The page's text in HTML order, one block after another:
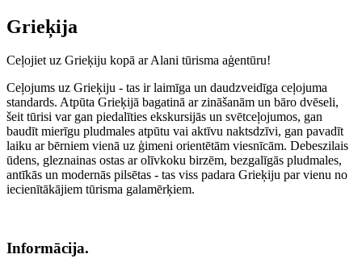
Grieķija
Ceļojiet uz Grieķiju kopā ar Alani tūrisma aģentūru!
Ceļojums uz Grieķiju - tas ir laimīga un daudzveidīga ceļojuma
standards. Atpūta Grieķijā bagatinā ar zināšanām un bāro dvēseli,
šeit tūrisi var gan piedalīties ekskursijās un svētceļojumos, gan
baudīt mierīgu pludmales atpūtu vai aktīvu naktsdzīvi, gan pavadīt
laiku ar bērniem vienā uz ģimeni orientētām viesnīcām. Debeszilais
ūdens, gleznainas ostas ar olīvkoku birzēm, bezgalīgās pludmales,
antīkās un modernās pilsētas - tas viss padara Grieķiju par vienu no
iecienītākājiem tūrisma galamērķiem.
Informācija.